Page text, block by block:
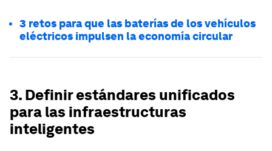
3 retos para que las baterías de los vehículos
eléctricos impulsen la economía circular
3. Definir estándares unificados
para las infraestructuras
inteligentes